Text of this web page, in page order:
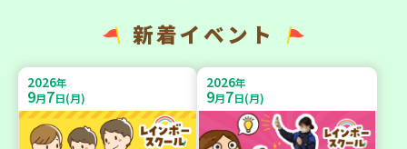
新着イベント
2026年
9月7日(月)
2026年
9月7日(月)